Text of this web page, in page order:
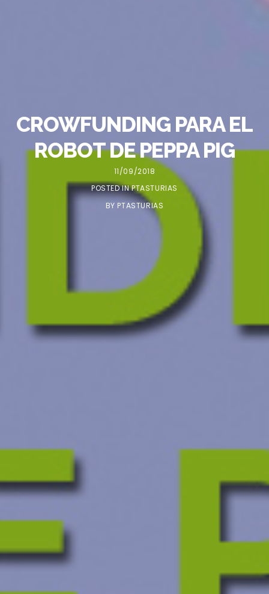
CROWFUNDING PARA EL
ROBOT DE PEPPA PIG
11/09/2018
POSTED INPTASTURIAS
BY PTASTURIAS